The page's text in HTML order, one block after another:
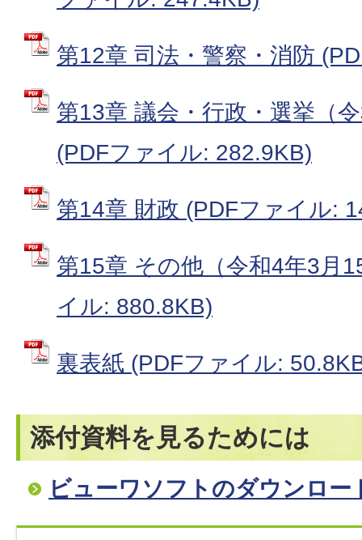
第12章 司法・警察・消防
第13章 議会・行政・選挙（
(PDFファイル: 282.9KB)
第14章 財政 (PDFファイル:
第15章 その他（令和4年3月
イル: 880.8KB)
裏表紙 (PDFファイル:
添付資料を見るためには
ビューワソフトのダウンロー